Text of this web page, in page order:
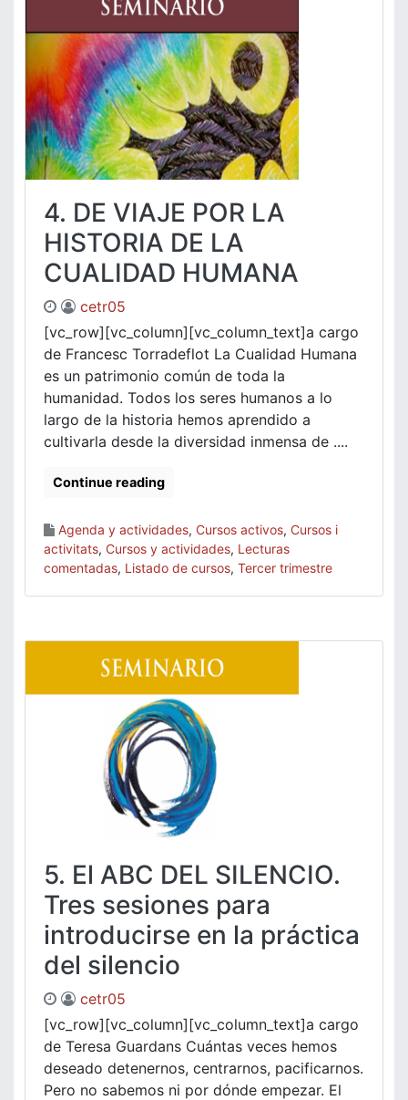
4. DE VIAJE POR LA
HISTORIA DE LA
CUALIDAD HUMANA
cetr05
[vc_row][vc_column][vc_column_text]a cargo
de Francesc Torradeflot La Cualidad Humana
es un patrimonio común de toda la
humanidad. Todos los seres humanos a lo
largo de la historia hemos aprendido a
cultivarla desde la diversidad inmensa de ....
Continue reading
Agenda y actividades, Cursos activos, Cursos i
activitats, Cursos y actividades, Lecturas
comentadas, Listado de cursos, Tercer trimestre
5. El ABC DEL SILENCIO.
Tres sesiones para
introducirse en la práctica
del silencio
cetr05
[vc_row][vc_column][vc_column_text]a cargo
de Teresa Guardans Cuántas veces hemos
deseado detenernos, centrarnos, pacificarnos.
Pero no sabemos ni por dónde empezar. El